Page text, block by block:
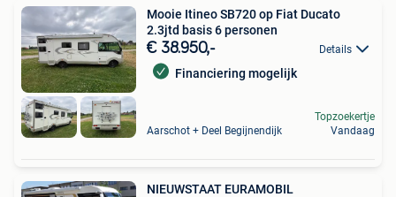
Mooie Itineo SB720 op Fiat Ducato
2.3jtd basis 6 personen
€ 38.950,- Details
Financiering mogelijk
Aarschot + Deel Begijnendijk
Topzoekertje
Vandaag
NIEUWSTAAT EURAMOBIL